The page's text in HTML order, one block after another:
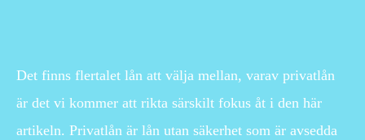
Det finns flertalet lån att välja mellan, varav privatlån
är det vi kommer att rikta särskilt fokus åt i den här
artikeln. Privatlån är lån utan säkerhet som är avsedda